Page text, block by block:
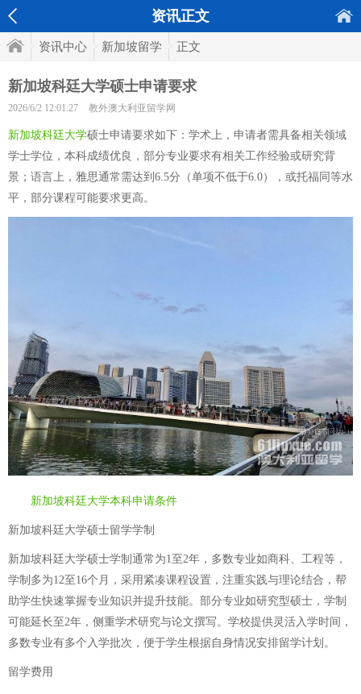
资讯正文
资讯中心 新加坡留学 正文
新加坡科廷大学硕士申请要求
2026/6/2 12:01:27 教外澳大利亚留学网
新加坡科廷大学硕士申请要求如下：学术上，申请者需具备相关领域
学士学位，本科成绩优良，部分专业要求有相关工作经验或研究背
景；语言上，雅思通常需达到6.5分（单项不低于6.0），或托福同等水
平，部分课程可能要求更高。
新加坡科廷大学本科申请条件
新加坡科廷大学硕士留学学制
新加坡科廷大学硕士学制通常为1至2年，多数专业如商科、工程等，
学制多为12至16个月，采用紧凑课程设置，注重实践与理论结合，帮
助学生快速掌握专业知识并提升技能。部分专业如研究型硕士，学制
可能延长至2年，侧重学术研究与论文撰写。学校提供灵活入学时间，
多数专业有多个入学批次，便于学生根据自身情况安排留学计划。
留学费用